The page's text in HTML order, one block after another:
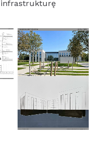
infrastrukturę